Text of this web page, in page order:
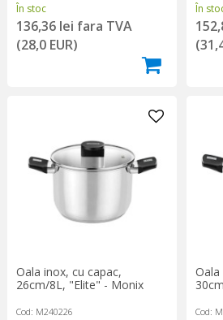
În stoc
136,36 lei fara TVA
(28,0 EUR)
În
Oala inox, cu capac,
26cm/8L, "Elite" - Monix
Cod: M240226
Oala
Cod: